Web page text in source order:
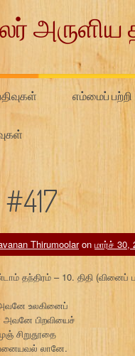
அருளிய
எம்மைப் பற்றி
Thirumoolaron மார்ச் 30,
தந்திரம் – 10. திதி
உலகினைப்
பிறவியைச்
சிறுதூதை
லானே.